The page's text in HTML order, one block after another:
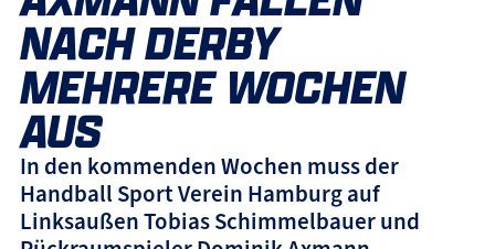
NACH DERBY
MEHRERE WOCHEN
AUS
In den kommenden Wochen muss der
Handball Sport Verein Hamburg auf
Linksaußen Tobias Schimmelbauer und